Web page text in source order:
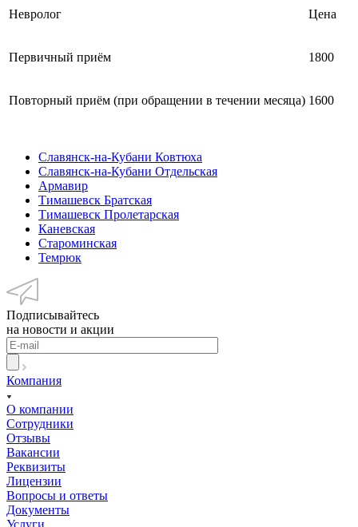
Невролог Цена
Первичный приём 1800
Повторный приём (при обращении в течении месяца) 1600
Славянск-на-Кубани Ковтюха
Славянск-на-Кубани Отдельская
Армавир
Тимашевск Братская
Тимашевск Пролетарская
Каневская
Староминская
Темрюк
Подписывайтесь
на новости и акции
Компания
О компании
Сотрудники
Отзывы
Вакансии
Реквизиты
Лицензии
Вопросы и ответы
Документы
Услуги